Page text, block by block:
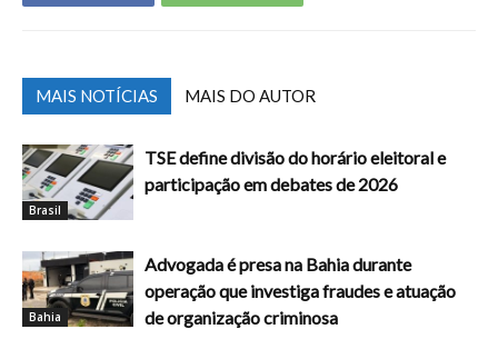
MAIS NOTÍCIAS MAIS DO AUTOR
Brasil
TSE define divisão do horário eleitoral e
participação em debates de 2026
Bahia
Advogada é presa na Bahia durante
operação que investiga fraudes e atuação
de organização criminosa